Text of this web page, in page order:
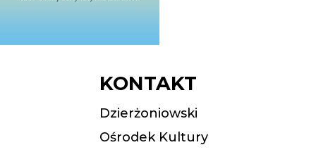
KONTAKT
Dzierżoniowski
Ośrodek Kultury